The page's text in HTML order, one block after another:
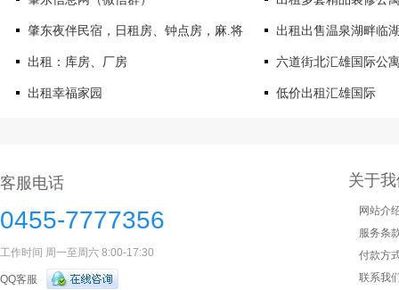
肇东夜伴民宿，日租房、钟点房，麻.将 出租出售温泉湖畔临
出租：库房、厂房 六道街北汇雄国际公
出租幸福家园 低价出租汇雄国际
客服电话
0455-7777356
工作时间 周一至周六 8:00-17:30
QQ客服
关于
网站介
服务条
付款方
联系我